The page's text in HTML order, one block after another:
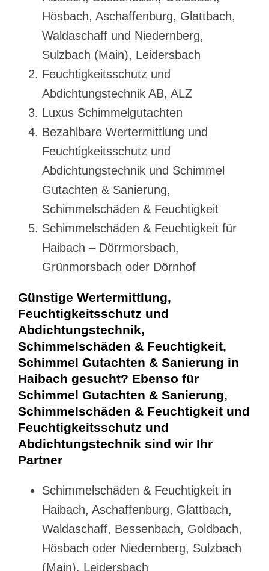
Hösbach, Aschaffenburg, Glattbach,
Waldaschaff und Niedernberg,
Sulzbach (Main), Leidersbach
Feuchtigkeitsschutz und
Abdichtungstechnik AB, ALZ
Luxus Schimmelgutachten
Bezahlbare Wertermittlung und
Feuchtigkeitsschutz und
Abdichtungstechnik und Schimmel
Gutachten & Sanierung,
Schimmelschäden & Feuchtigkeit
Schimmelschäden & Feuchtigkeit für
Haibach – Dörrmorsbach,
Grünmorsbach oder Dörnhof
Günstige Wertermittlung,
Feuchtigkeitsschutz und
Abdichtungstechnik,
Schimmelschäden & Feuchtigkeit,
Schimmel Gutachten & Sanierung in
Haibach gesucht? Ebenso für
Schimmel Gutachten & Sanierung,
Schimmelschäden & Feuchtigkeit und
Feuchtigkeitsschutz und
Abdichtungstechnik sind wir Ihr
Partner
Schimmelschäden & Feuchtigkeit in
Haibach, Aschaffenburg, Glattbach,
Waldaschaff, Bessenbach, Goldbach,
Hösbach oder Niedernberg, Sulzbach
(Main), Leidersbach